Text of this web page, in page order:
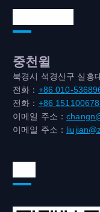
중천윌
북경시 석경산구 실흥
전화： +86 010-
전화： +86
이메일 주소：
이메일 주소：